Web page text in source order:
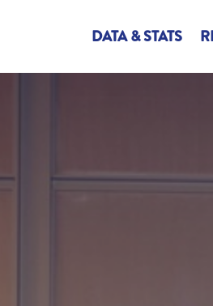
DATA & STATS